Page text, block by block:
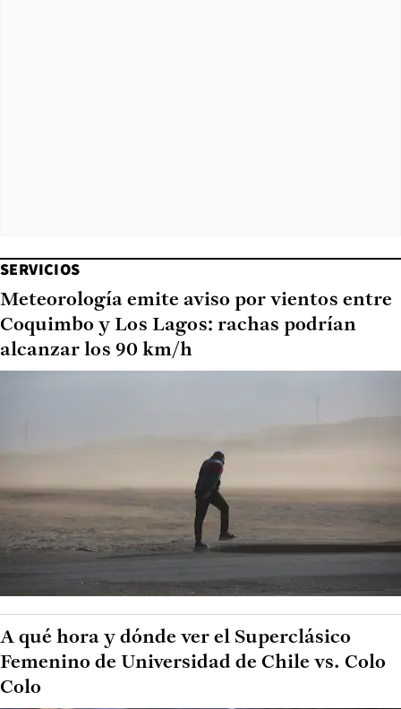
SERVICIOS
Meteorología emite aviso por vientos entre
Coquimbo y Los Lagos: rachas podrían
alcanzar los 90 km/h
A qué hora y dónde ver el Superclásico
Femenino de Universidad de Chile vs. Colo
Colo